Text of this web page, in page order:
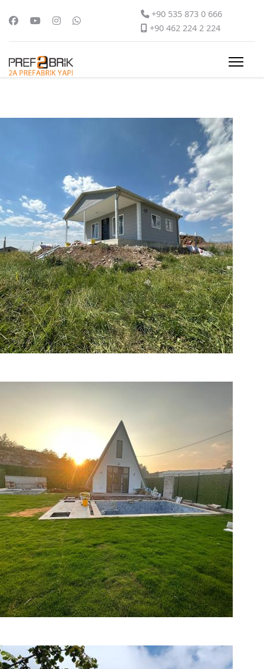
+90 535 873 0 666
+90 462 224 2 224